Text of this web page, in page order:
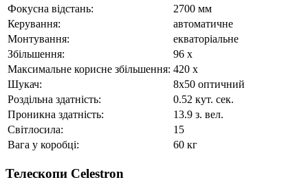
Фокусна відстань:
2700 мм
Керування:
автоматичне
Монтування:
екваторіальне
Збільшення:
96 x
Максимальне корисне збільшення: 420 x
Шукач:
8x50 оптичний
Роздільна здатність:
0.52 кут. сек.
Проникна здатність:
13.9 з. вел.
Світлосила:
15
Вага у коробці:
60 кг
Телескопи Celestron